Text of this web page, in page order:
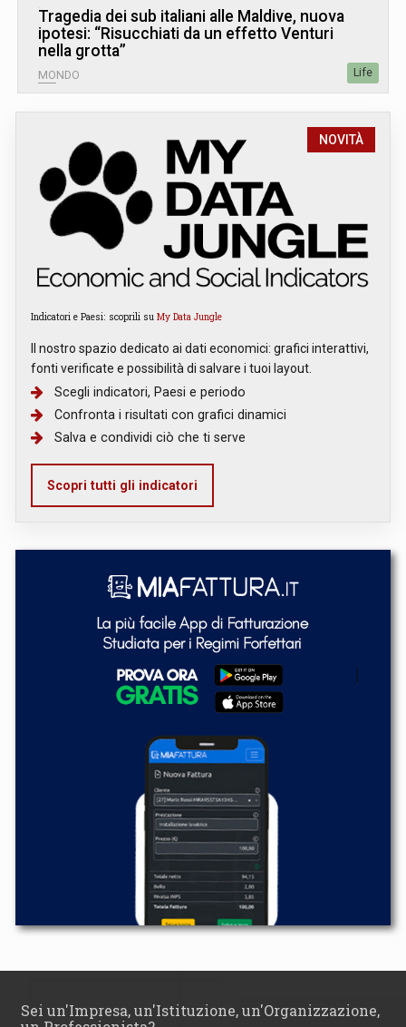
Tragedia dei sub italiani alle Maldive, nuova
ipotesi: “Risucchiati da un effetto Venturi
nella grotta”
MONDO Life
NOVITÀ
Indicatori e Paesi: scoprili su My Data Jungle
Il nostro spazio dedicato ai dati economici: grafici interattivi,
fonti verificate e possibilità di salvare i tuoi layout.
Scegli indicatori, Paesi e periodo
Confronta i risultati con grafici dinamici
Salva e condividi ciò che ti serve
Scopri tutti gli indicatori
Sei un'Impresa, un'Istituzione, un'Organizzazione,